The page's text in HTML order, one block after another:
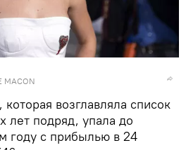
MACON
возглавляла список
лет подряд, упала до
году с прибылью в 24